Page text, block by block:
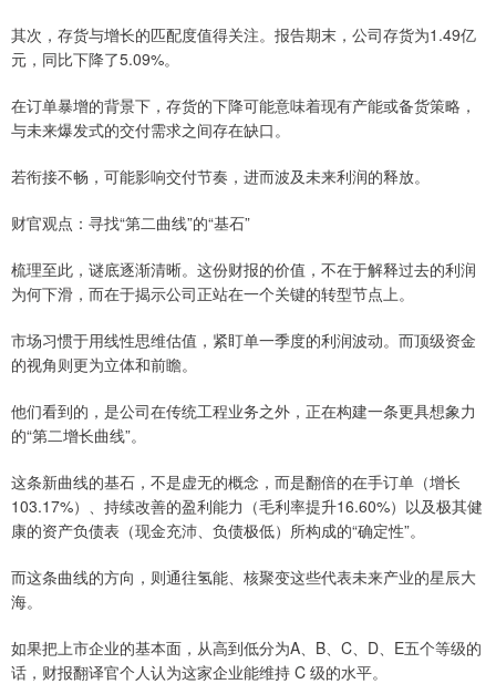
其次，存货与增长的匹配度值得关注。报告期末，公司存货为1.49亿
元，同比下降了5.09%。
在订单暴增的背景下，存货的下降可能意味着现有产能或备货策略，
与未来爆发式的交付需求之间存在缺口。
若衔接不畅，可能影响交付节奏，进而波及未来利润的释放。
财官观点：寻找“第二曲线”的“基石”
梳理至此，谜底逐渐清晰。这份财报的价值，不在于解释过去的利润
为何下滑，而在于揭示公司正站在一个关键的转型节点上。
市场习惯于用线性思维估值，紧盯单一季度的利润波动。而顶级资金
的视角则更为立体和前瞻。
他们看到的，是公司在传统工程业务之外，正在构建一条更具想象力
的“第二增长曲线”。
这条新曲线的基石，不是虚无的概念，而是翻倍的在手订单（增长
103.17%）、持续改善的盈利能力（毛利率提升16.60%）以及极其健
康的资产负债表（现金充沛、负债极低）所构成的“确定性”。
而这条曲线的方向，则通往氢能、核聚变这些代表未来产业的星辰大
海。
如果把上市企业的基本面，从高到低分为A、B、C、D、E五个等级的
话，财报翻译官个人认为这家企业能维持 C 级的水平。